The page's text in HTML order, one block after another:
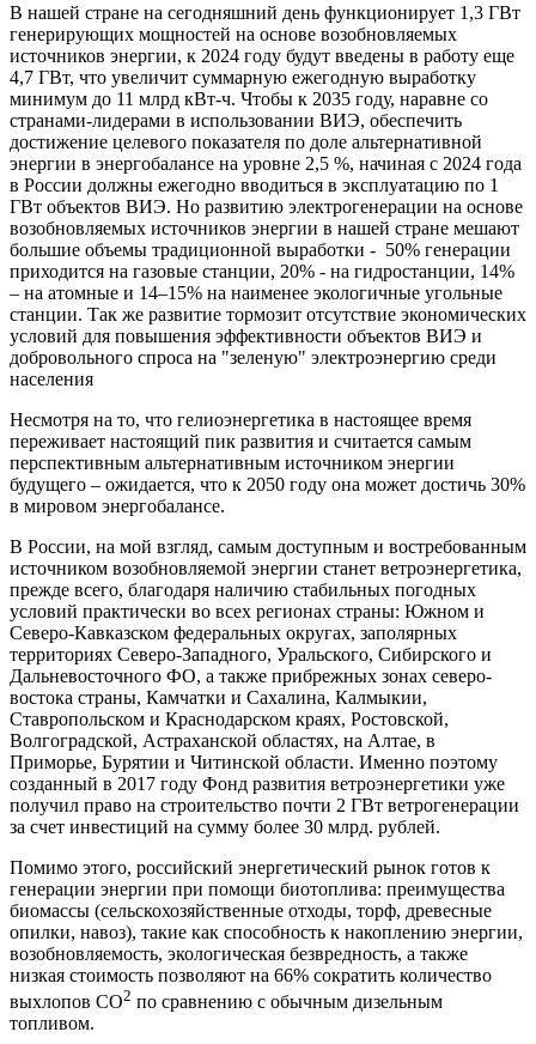
В нашей стране на сегодняшний день функционирует 1,3 ГВт
генерирующих мощностей на основе возобновляемых
источников энергии, к 2024 году будут введены в работу еще
4,7 ГВт, что увеличит суммарную ежегодную выработку
минимум до 11 млрд кВт-ч. Чтобы к 2035 году, наравне со
странами-лидерами в использовании ВИЭ, обеспечить
достижение целевого показателя по доле альтернативной
энергии в энергобалансе на уровне 2,5 %, начиная с 2024 года
в России должны ежегодно вводиться в эксплуатацию по 1
ГВт объектов ВИЭ. Но развитию электрогенерации на основе
возобновляемых источников энергии в нашей стране мешают
большие объемы традиционной выработки - 50% генерации
приходится на газовые станции, 20% - на гидростанции, 14%
– на атомные и 14–15% на наименее экологичные угольные
станции. Так же развитие тормозит отсутствие экономических
условий для повышения эффективности объектов ВИЭ и
добровольного спроса на "зеленую" электроэнергию среди
населения
Несмотря на то, что гелиоэнергетика в настоящее время
переживает настоящий пик развития и считается самым
перспективным альтернативным источником энергии
будущего – ожидается, что к 2050 году она может достичь 30%
в мировом энергобалансе.
В России, на мой взгляд, самым доступным и востребованным
источником возобновляемой энергии станет ветроэнергетика,
прежде всего, благодаря наличию стабильных погодных
условий практически во всех регионах страны: Южном и
Северо-Кавказском федеральных округах, заполярных
территориях Северо-Западного, Уральского, Сибирского и
Дальневосточного ФО, а также прибрежных зонах северо-
востока страны, Камчатки и Сахалина, Калмыкии,
Ставропольском и Краснодарском краях, Ростовской,
Волгоградской, Астраханской областях, на Алтае, в
Приморье, Бурятии и Читинской области. Именно поэтому
созданный в 2017 году Фонд развития ветроэнергетики уже
получил право на строительство почти 2 ГВт ветрогенерации
за счет инвестиций на сумму более 30 млрд. рублей.
Помимо этого, российский энергетический рынок готов к
генерации энергии при помощи биотоплива: преимущества
биомассы (сельскохозяйственные отходы, торф, древесные
опилки, навоз), такие как способность к накоплению энергии,
возобновляемость, экологическая безвредность, а также
низкая стоимость позволяют на 66% сократить количество
выхлопов СО2 по сравнению с обычным дизельным
топливом.